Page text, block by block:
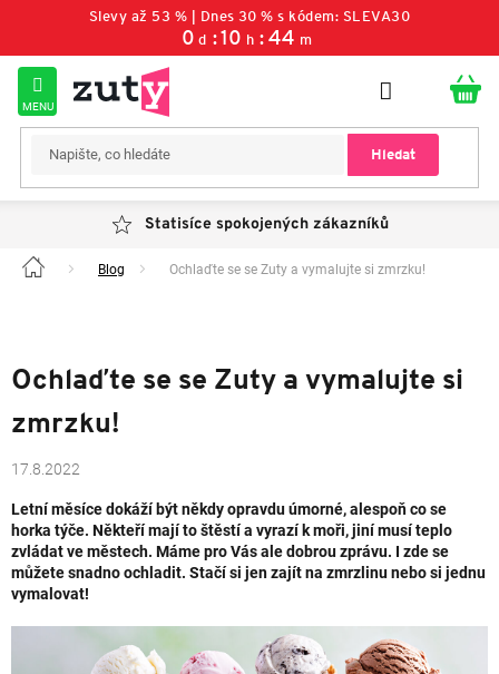
Slevy až 53 % | Dnes 30 % s kódem: SLEVA30
0 d :10 h :44 m
Hledat
Statisíce spokojených zákazníků
Domů Blog Ochlaďte se se Zuty a vymalujte si zmrzku!
Ochlaďte se se Zuty a vymalujte si
zmrzku!
17.8.2022
Letní měsíce dokáží být někdy opravdu úmorné, alespoň co se
horka týče. Někteří mají to štěstí a vyrazí k moři, jiní musí teplo
zvládat ve městech. Máme pro Vás ale dobrou zprávu. I zde se
můžete snadno ochladit. Stačí si jen zajít na zmrzlinu nebo si jednu
vymalovat!